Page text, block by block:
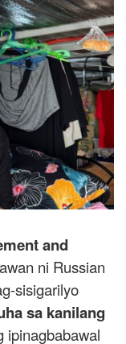
and
ni Russian
sisigarilyo
sa kanilang
ipinagbabawal